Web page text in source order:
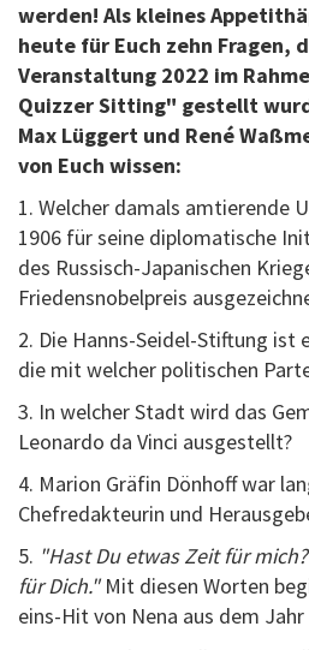
werden! Als kleines
heute für Euch zehn Fragen,
Veranstaltung 2022 im
Quizzer Sitting" gestellt
Max Lüggert und René
von Euch wissen:
1. Welcher damals amtierende
1906 für seine diplomatische
des Russisch-Japanischen
Friedensnobelpreis
2. Die Hanns-Seidel-Stiftung ist
die mit welcher politischen
3. In welcher Stadt wird das
Leonardo da Vinci ausgestellt?
4. Marion Gräfin Dönhoff war
Chefredakteurin und
5. "Hast Du etwas Zeit für
für Dich."Mit diesen Worten
eins-Hit von Nena aus dem Jahr